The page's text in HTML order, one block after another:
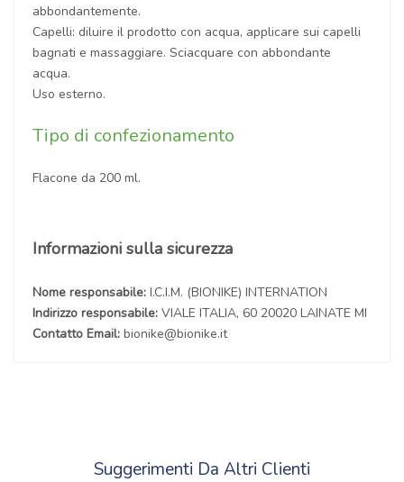
abbondantemente.
Capelli: diluire il prodotto con acqua, applicare sui capelli
bagnati e massaggiare. Sciacquare con abbondante
acqua.
Uso esterno.
Tipo di confezionamento
Flacone da 200 ml.
Informazioni sulla sicurezza
Nome responsabile: I.C.I.M. (BIONIKE) INTERNATION
Indirizzo responsabile: VIALE ITALIA, 60 20020 LAINATE MI
Contatto Email: bionike@bionike.it
Suggerimenti Da Altri Clienti